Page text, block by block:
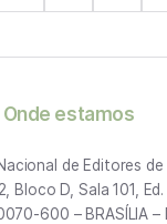
Onde estamos
de Editores de
Bloco D, Sala 101,
600 – BRASÍLIA –